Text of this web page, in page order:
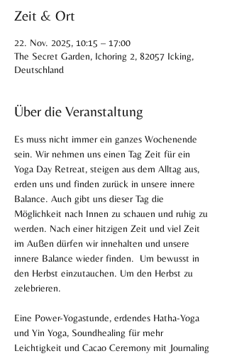
Zeit & Ort
22. Nov. 2025, 10:15 – 17:00
The Secret Garden, Ichoring 2, 82057 Icking,
Deutschland
Über die Veranstaltung
Es muss nicht immer ein ganzes Wochenende
sein. Wir nehmen uns einen Tag Zeit für ein
Yoga Day Retreat, steigen aus dem Alltag aus,
erden uns und finden zurück in unsere innere
Balance. Auch gibt uns dieser Tag die
Möglichkeit nach Innen zu schauen und ruhig zu
werden. Nach einer hitzigen Zeit und viel Zeit
im Außen dürfen wir innehalten und unsere
innere Balance wieder finden.  Um bewusst in
den Herbst einzutauchen. Um den Herbst zu
zelebrieren.
Eine Power-Yogastunde, erdendes Hatha-Yoga
und Yin Yoga, Soundhealing für mehr
Leichtigkeit und Cacao Ceremony mit Journaling